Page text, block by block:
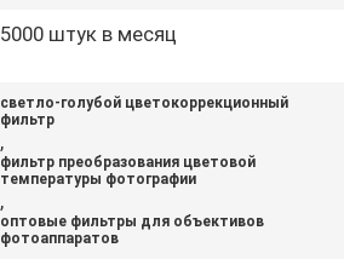
5000 штук в месяц
светло-голубой цветокоррекционный
фильтр
,
фильтр преобразования цветовой
температуры фотографии
,
оптовые фильтры для объективов
фотоаппаратов